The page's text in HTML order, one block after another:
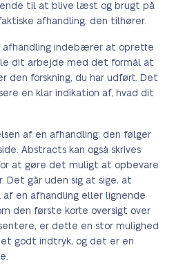
til at blive læst og brugt på
afhandling, den tilhører.
afhandling indebærer at oprette
dit arbejde med det formål at
den forskning, du har udført. Det
en klar indikation af, hvad dit
af en afhandling; den følger
Abstracts kan også skrives
at gøre det muligt at opbevare
Det går uden sig at sige, at
en afhandling eller lignende
den første korte oversigt over
er dette en stor mulighed
godt indtryk, og det er en